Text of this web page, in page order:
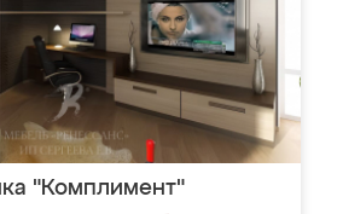
"Комплимент"